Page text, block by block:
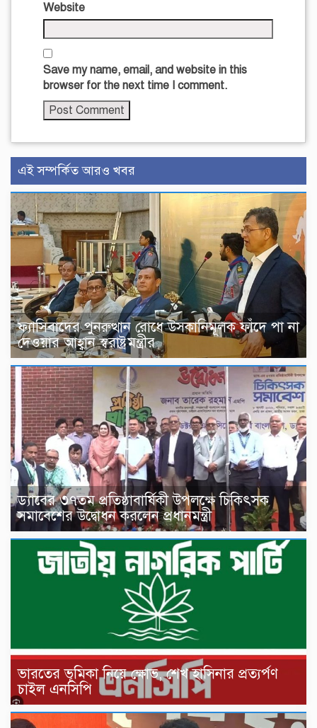
Website
Save my name, email, and website in this
browser for the next time I comment.
এই সম্পর্কিত আরও খবর
ফ্যাসিবাদের পুনরুত্থান রোধে উসকানিমূলক ফাঁদে পা না
দেওয়ার আহ্বান স্বরাষ্ট্রমন্ত্রীর
ড্যাবের ৩৭তম প্রতিষ্ঠাবার্ষিকী উপলক্ষে চিকিৎসক
সমাবেশের উদ্বোধন করলেন প্রধানমন্ত্রী
ভারতের ভূমিকা নিয়ে ক্ষোভ, শেখ হাসিনার প্রত্যর্পণ
চাইল এনসিপি